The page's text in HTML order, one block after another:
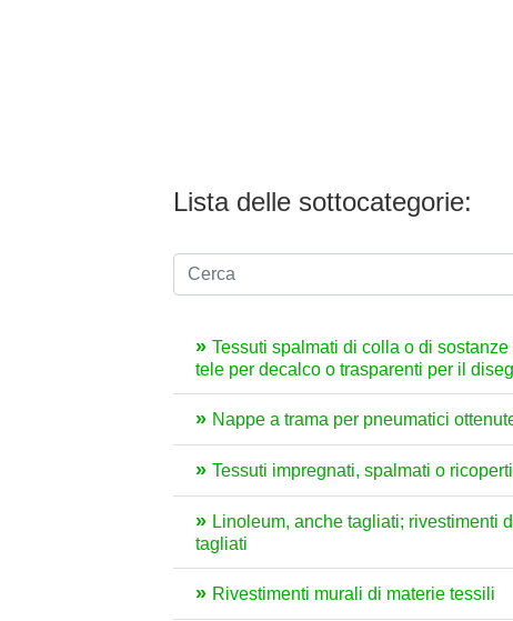
Lista delle sottocategorie:
Tessuti spalmati di colla o di
tele per decalco o trasparenti per il
Nappe a trama per pneumatici
Tessuti impregnati, spalmati o
Linoleum, anche tagliati; rivestimenti
tagliati
Rivestimenti murali di materie tessili